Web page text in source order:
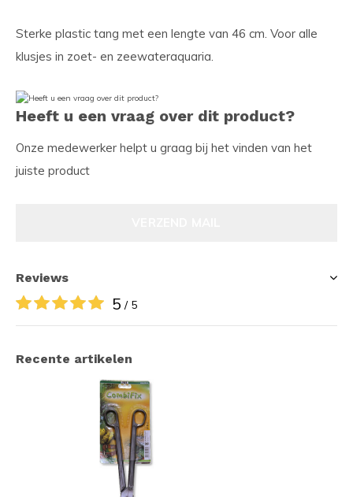
Sterke plastic tang met een lengte van 46 cm. Voor alle
klusjes in zoet- en zeewateraquaria.
Heeft u een vraag over dit product?
Onze medewerker helpt u graag bij het vinden van het
juiste product
Reviews
5 / 5
Recente artikelen